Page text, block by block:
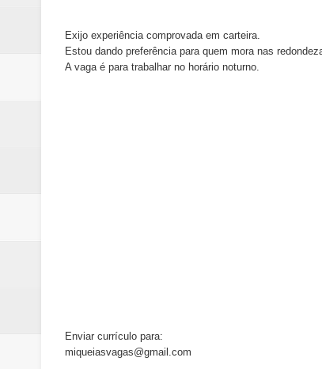
Exijo experiência comprovada em carteira.
Estou dando preferência para quem mora nas
A vaga é para trabalhar no horário noturno.
Enviar currículo para:
miqueiasvagas@gmail.com